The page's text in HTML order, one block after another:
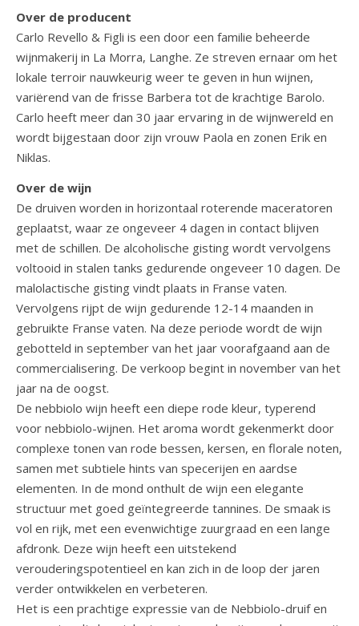
Over de producent
Carlo Revello & Figli is een door een familie beheerde
wijnmakerij in La Morra, Langhe. Ze streven ernaar om het
lokale terroir nauwkeurig weer te geven in hun wijnen,
variërend van de frisse Barbera tot de krachtige Barolo.
Carlo heeft meer dan 30 jaar ervaring in de wijnwereld en
wordt bijgestaan door zijn vrouw Paola en zonen Erik en
Niklas.
Over de wijn
De druiven worden in horizontaal roterende maceratoren
geplaatst, waar ze ongeveer 4 dagen in contact blijven
met de schillen. De alcoholische gisting wordt vervolgens
voltooid in stalen tanks gedurende ongeveer 10 dagen. De
malolactische gisting vindt plaats in Franse vaten.
Vervolgens rijpt de wijn gedurende 12-14 maanden in
gebruikte Franse vaten. Na deze periode wordt de wijn
gebotteld in september van het jaar voorafgaand aan de
commercialisering. De verkoop begint in november van het
jaar na de oogst.
De nebbiolo wijn heeft een diepe rode kleur, typerend
voor nebbiolo-wijnen. Het aroma wordt gekenmerkt door
complexe tonen van rode bessen, kersen, en florale noten,
samen met subtiele hints van specerijen en aardse
elementen. In de mond onthult de wijn een elegante
structuur met goed geïntegreerde tannines. De smaak is
vol en rijk, met een evenwichtige zuurgraad en een lange
afdronk. Deze wijn heeft een uitstekend
verouderingspotentieel en kan zich in de loop der jaren
verder ontwikkelen en verbeteren.
Het is een prachtige expressie van de Nebbiolo-druif en